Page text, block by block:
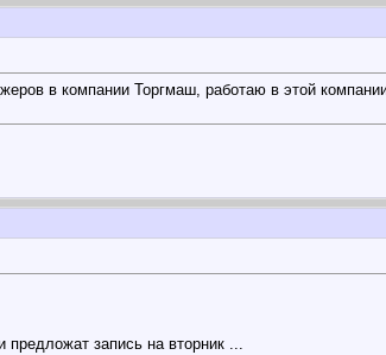
в компании Торгмаш, работаю в этой
предложат запись на вторник ...